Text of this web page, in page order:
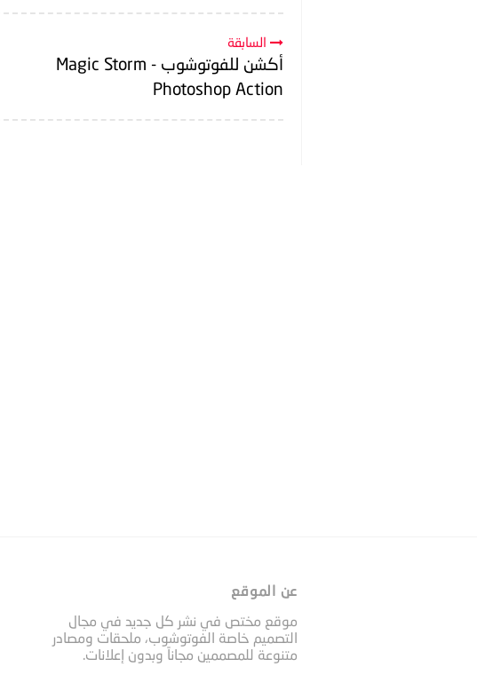
السابقة
أكشن للفوتوشوب - Magic Storm
Photoshop Action
عن الموقع
موقع مختص في نشر كل جديد في مجال
التصميم خاصة الفوتوشوب، ملحقات ومصادر
متنوعة للمصممين مجاناً وبدون إعلانات.